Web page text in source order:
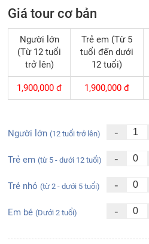
Giá tour cơ bản
Người lớn
(Từ 12 tuổi
trở lên)
Trẻ em (Từ 5
tuổi đến dưới
12 tuổi)
1,900,000 đ 1,900,000 đ
Người lớn(12 tuổi trở lên) -
Trẻ em(từ 5 - dưới 12 tuổi) -
Trẻ nhỏ(từ 2 - dưới 5 tuổi) -
Em bé(Dưới 2 tuổi) -